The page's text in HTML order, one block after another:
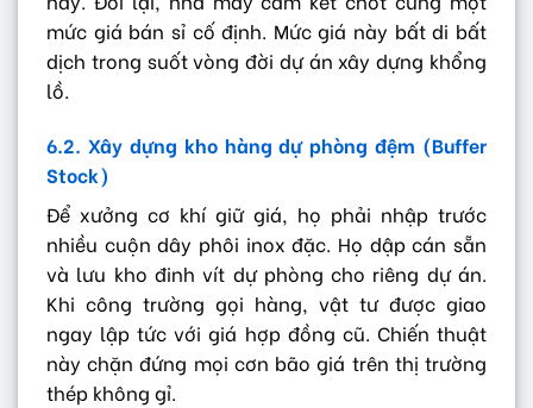
mức giá bán sỉ cố định. Mức giá này bất di bất
dịch trong suốt vòng đời dự án xây dựng khổng
lồ.
6.2. Xây dựng kho hàng dự phòng đệm (Buffer
Stock)
Để xưởng cơ khí giữ giá, họ phải nhập trước
nhiều cuộn dây phôi inox đặc. Họ dập cán sẵn
và lưu kho đinh vít dự phòng cho riêng dự án.
Khi công trường gọi hàng, vật tư được giao
ngay lập tức với giá hợp đồng cũ. Chiến thuật
này chặn đứng mọi cơn bão giá trên thị trường
thép không gỉ.